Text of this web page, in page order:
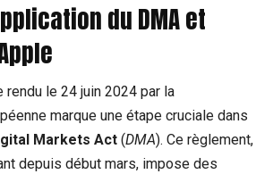
du DMA et
rendu le 24 juin 2024 par la
marque une étape cruciale dans
Markets Act (DMA). Ce règlement,
depuis début mars, impose des